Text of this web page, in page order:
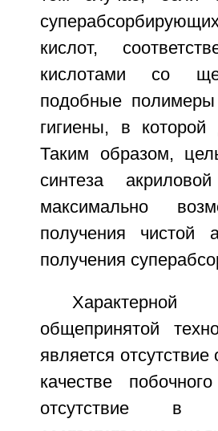
кислот,
кислотами со
подобные
гигиены, в которой
Таким образом,
синтеза
максимально
получения чистой
получения
Характерной
общепринятой
является
качестве
отсутствие в